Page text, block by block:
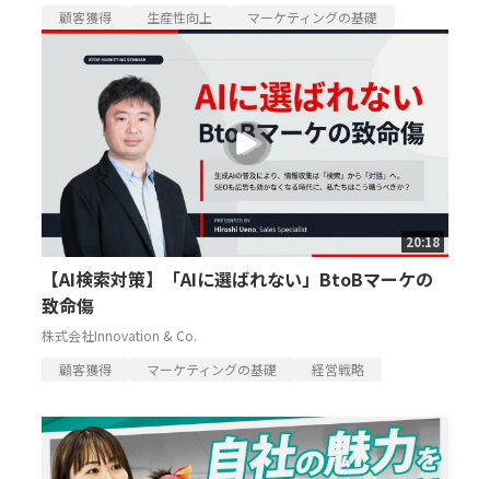
顧客獲得
生産性向上 マーケティングの基礎
20:18
【AI検索対策】「AIに選ばれない」BtoBマーケの
致命傷
株式会社Innovation & Co.
顧客獲得
マーケティングの基礎 経営戦略